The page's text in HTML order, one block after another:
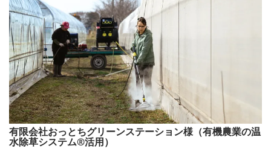
有限会社おっとちグリーンステーション様（有機農業の温
水除草システム®活用）